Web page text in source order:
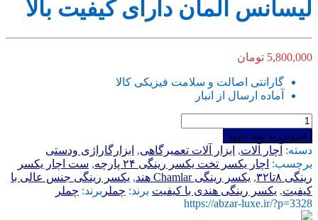
لیسانس المان دارای کيفيت بالا
5,800,000 تومان
گارانتی اصالت و سلامت فیزیکی کالا
آماده ارسال از انبار
ست
اچار
یکسر
رینگی
CHAMLAR
ساخت
هند
تحت
افزودن به سبد خرید
دسته: آچار آلات, ابزار آلات تعمیرگاهی, ابزارگاراژی ودستی
برچسب: اچار یکسر تخت یکسر رینگی ۲۴ پارچه , ست اچار یکسر
رینگی ۸تا۳۲
, یکسر رینگی Chamlar هند , یکسر رینگی جنس عالی با
کیفیت, یکسر رینگی هندی با کیفیت برند: چملر برند: چملر
https://abzar-luxe.ir/?p=3328